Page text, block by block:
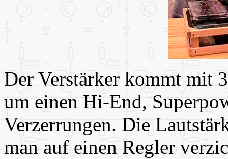
Der Verstärker kommt mit
um einen Hi-End,
Verzerrungen. Die
man auf einen Regler